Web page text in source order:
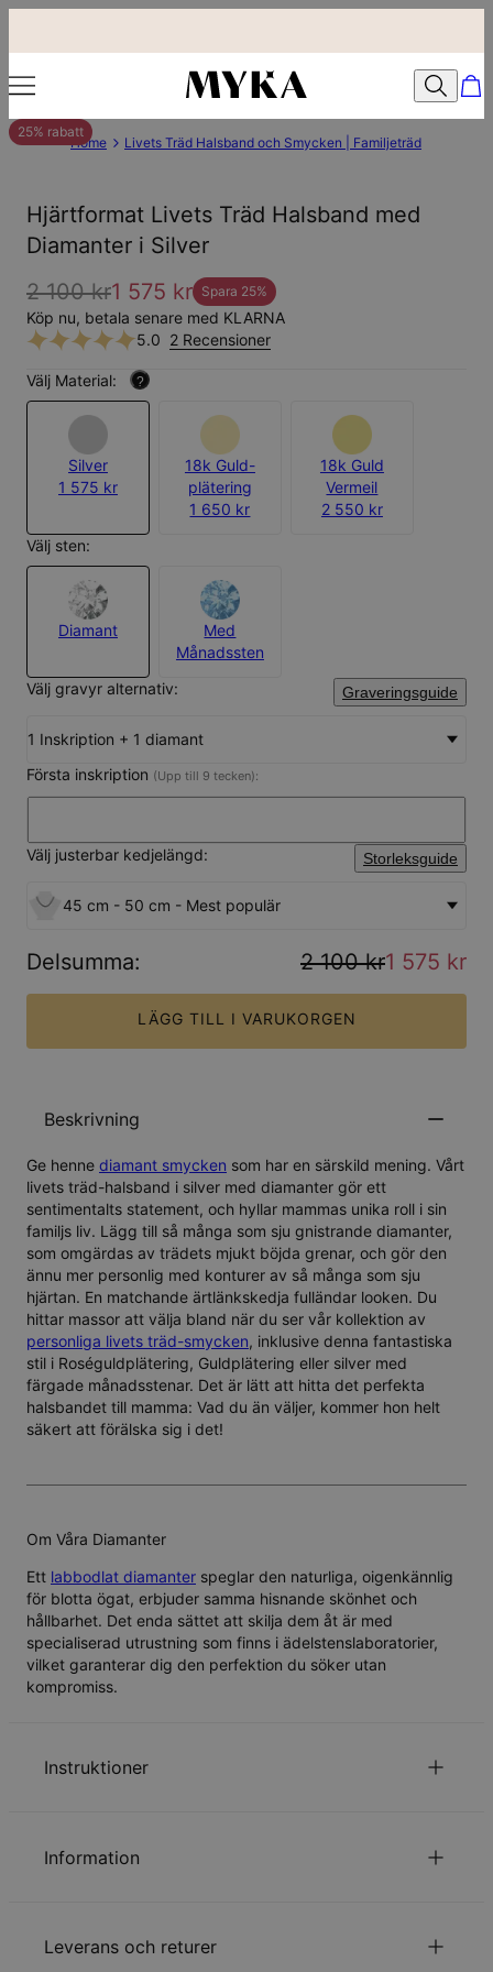
25% rabatt
Home Livets Träd Halsband och Smycken | Familjeträd
Hjärtformat Livets Träd Halsband med
Diamanter i Silver
2 100 kr1 575 kr Spara 25%
Köp nu, betala senare med KLARNA
5.0 2 Recensioner
Välj Material: ?
Silver
1 575 kr
18k Guld-
plätering
1 650 kr
18k Guld
Vermeil
2 550 kr
Välj sten:
Diamant
Med
Månadssten
Välj gravyr alternativ:
Graveringsguide
1 Inskription + 1 diamant
Första inskription (Upp till 9 tecken):
Välj justerbar kedjelängd: Storleksguide
45 cm - 50 cm - Mest populär
Delsumma: 2 100 kr1 575 kr
LÄGG TILL I VARUKORGEN
Beskrivning
Ge henne diamant smycken som har en särskild mening. Vårt
livets träd-halsband i silver med diamanter gör ett
sentimentalts statement, och hyllar mammas unika roll i sin
familjs liv. Lägg till så många som sju gnistrande diamanter,
som omgärdas av trädets mjukt böjda grenar, och gör den
ännu mer personlig med konturer av så många som sju
hjärtan. En matchande ärtlänkskedja fulländar looken. Du
hittar massor att välja bland när du ser vår kollektion av
personliga livets träd-smycken, inklusive denna fantastiska
stil i Roséguldplätering, Guldplätering eller silver med
färgade månadsstenar. Det är lätt att hitta det perfekta
halsbandet till mamma: Vad du än väljer, kommer hon helt
säkert att förälska sig i det!
Om Våra Diamanter
Ett labbodlat diamanter speglar den naturliga, oigenkännlig
för blotta ögat, erbjuder samma hisnande skönhet och
hållbarhet. Det enda sättet att skilja dem åt är med
specialiserad utrustning som finns i ädelstenslaboratorier,
vilket garanterar dig den perfektion du söker utan
kompromiss.
Instruktioner
Klicka här
Information
Kedjetyp
Ankarkedja
Leverans och returer